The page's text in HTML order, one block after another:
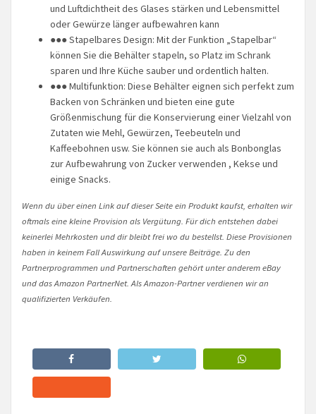
und Luftdichtheit des Glases stärken und Lebensmittel
oder Gewürze länger aufbewahren kann
●●● Stapelbares Design: Mit der Funktion „Stapelbar“
können Sie die Behälter stapeln, so Platz im Schrank
sparen und Ihre Küche sauber und ordentlich halten.
●●● Multifunktion: Diese Behälter eignen sich perfekt zum
Backen von Schränken und bieten eine gute
Größenmischung für die Konservierung einer Vielzahl von
Zutaten wie Mehl, Gewürzen, Teebeuteln und
Kaffeebohnen usw. Sie können sie auch als Bonbonglas
zur Aufbewahrung von Zucker verwenden , Kekse und
einige Snacks.
Wenn du über einen Link auf dieser Seite ein Produkt kaufst, erhalten wir
oftmals eine kleine Provision als Vergütung. Für dich entstehen dabei
keinerlei Mehrkosten und dir bleibt frei wo du bestellst. Diese Provisionen
haben in keinem Fall Auswirkung auf unsere Beiträge. Zu den
Partnerprogrammen und Partnerschaften gehört unter anderem eBay
und das Amazon PartnerNet. Als Amazon-Partner verdienen wir an
qualifizierten Verkäufen.